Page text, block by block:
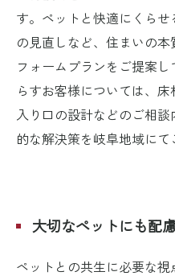
す。ペットと快適にくら
の見直しなど、住まいの
フォームプランをご提案
らすお客様については、
入り口の設計などのご相
的な解決策を岐阜地域にて
大切なペットにも配
ペットとの共生に必要な